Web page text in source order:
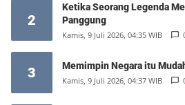
2
Ketika Seorang Legenda
Panggung
Kamis, 9 Juli 2026, 04:35 WIB
3 Memimpin Negara itu
Kamis, 9 Juli 2026, 04:37 WIB